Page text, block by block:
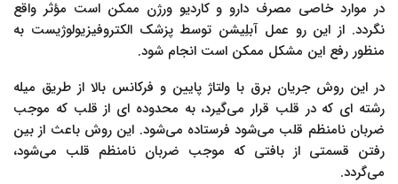
در موارد خاصی مصرف دارو و کاردیو ورژن ممکن است مؤثر واقع
نگردد. از این رو عمل آبلِیشن توسط پزشک الکتروفیزیولوژیست به
منظور رفع این مشکل ممکن است انجام شود.
در این روش جریان برق با ولتاژ پایین و فرکانس بالا از طریق میله
رشته ای که در قلب قرار می‌گیرد، به محدوده ای از قلب که موجب
ضربان نامنظم قلب می‌شود فرستاده می‌شود. این روش باعث از بین
رفتن قسمتی از بافتی که موجب ضربان نامنظم قلب می‌شود،
می‌گردد.